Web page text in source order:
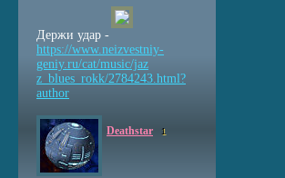
Держи удар -
https://www.neizvestniy-
geniy.ru/cat/music/jaz
z_blues_rokk/2784243.html?
author
Deathstar 1